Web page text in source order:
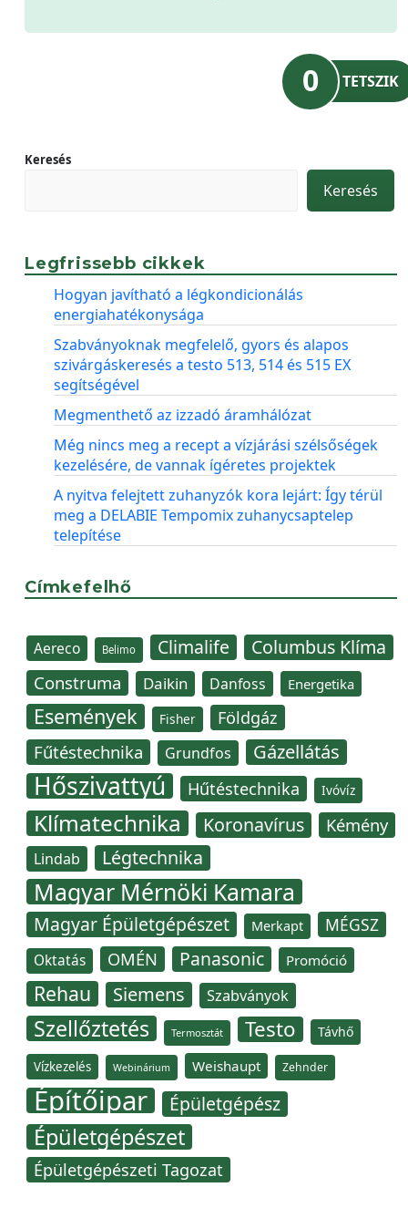
0 TETSZIK
Keresés
Keresés
Legfrissebb cikkek
Hogyan javítható a légkondicionálás
energiahatékonysága
Szabványoknak megfelelő, gyors és alapos
szivárgáskeresés a testo 513, 514 és 515 EX
segítségével
Megmenthető az izzadó áramhálózat
Még nincs meg a recept a vízjárási szélsőségek
kezelésére, de vannak ígéretes projektek
A nyitva felejtett zuhanyzók kora lejárt: Így térül
meg a DELABIE Tempomix zuhanycsaptelep
telepítése
Címkefelhő
Aereco Belimo Climalife Columbus Klíma
Construma Daikin Danfoss Energetika
Események Fisher Földgáz
Fűtéstechnika Grundfos Gázellátás
Hőszivattyú Hűtéstechnika Ivóvíz
Klímatechnika Koronavírus Kémény
Lindab Légtechnika
Magyar Mérnöki Kamara
Magyar Épületgépészet Merkapt MÉGSZ
Oktatás OMÉN Panasonic Promóció
Rehau Siemens Szabványok
Szellőztetés Termosztát Testo Távhő
Vízkezelés Webinárium Weishaupt Zehnder
Építőipar Épületgépész
Épületgépészet
Épületgépészeti Tagozat